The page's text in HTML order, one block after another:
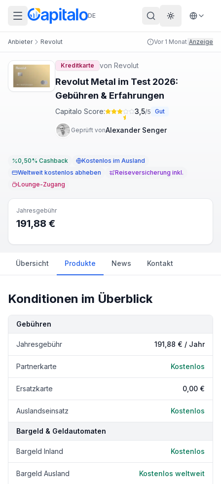
DE Theme
Anbieter Revolut Vor 1 Monat Anzeige
Kreditkarte von Revolut
Revolut Metal im Test 2026:
Gebühren & Erfahrungen
Capitalo Score: 3,5/5 Gut
Geprüft vonAlexander Senger
0,50% Cashback
Kostenlos im Ausland
Weltweit kostenlos abheben
Reiseversicherung inkl.
Lounge-Zugang
Jahresgebühr
191,88 €
Übersicht Produkte News Kontakt
Konditionen im Überblick
Kondition Details
Gebühren
Jahresgebühr 191,88 € / Jahr
Partnerkarte Kostenlos
Ersatzkarte 0,00 €
Auslandseinsatz Kostenlos
Bargeld & Geldautomaten
Bargeld Inland Kostenlos
Bargeld Ausland Kostenlos weltweit